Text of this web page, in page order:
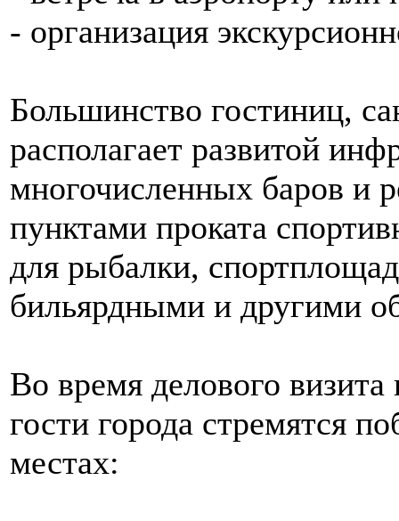
- организация
Большинство гостиниц,
располагает развитой
многочисленных баров и
пунктами проката
для рыбалки,
бильярдными и другими
Во время делового
гости города стремятся
местах: